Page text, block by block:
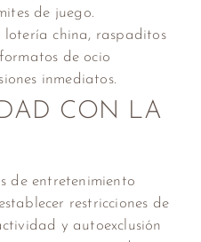
de juego.
lotería china, raspaditos
de ocio
inmediatos.
CON LA
de entretenimiento
restricciones de
y autoexclusión